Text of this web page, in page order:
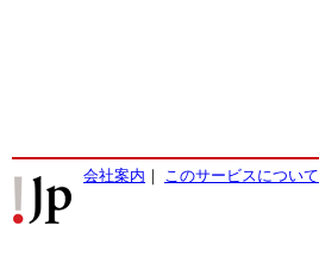
会社案内 ｜ このサービスについて